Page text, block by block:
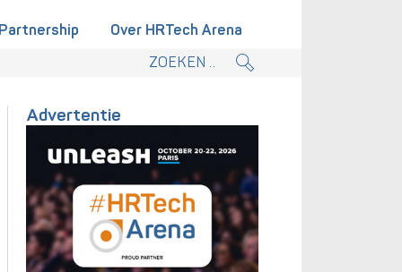
Partnership
Over HRTech Arena
Advertentie